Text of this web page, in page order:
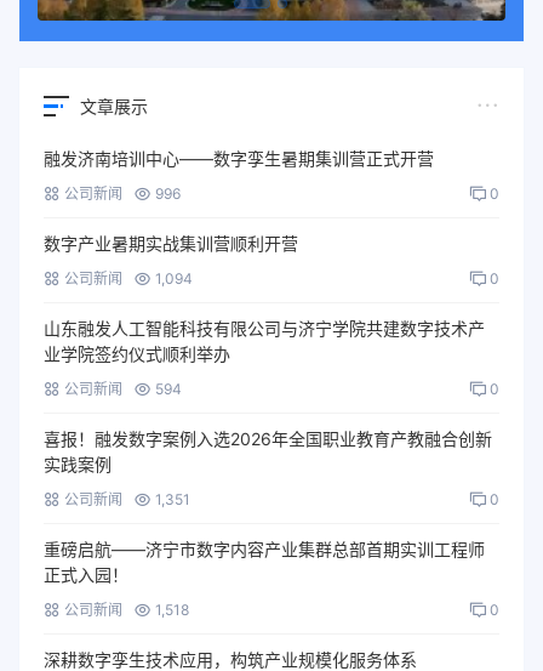
文章展示
融发济南培训中心——数字孪生暑期集训营正式开营
公司新闻 996 0
数字产业暑期实战集训营顺利开营
公司新闻 1,094 0
山东融发人工智能科技有限公司与济宁学院共建数字技术产
业学院签约仪式顺利举办
公司新闻 594 0
喜报！融发数字案例入选2026年全国职业教育产教融合创新
实践案例
公司新闻 1,351 0
重磅启航——济宁市数字内容产业集群总部首期实训工程师
正式入园！
公司新闻 1,518 0
深耕数字孪生技术应用，构筑产业规模化服务体系